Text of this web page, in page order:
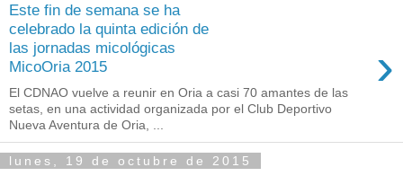
Este fin de semana se ha
celebrado la quinta edición de
las jornadas micológicas
MicoOria 2015
›
El CDNAO vuelve a reunir en Oria a casi 70 amantes de las
setas, en una actividad organizada por el Club Deportivo
Nueva Aventura de Oria, ...
lunes, 19 de octubre de 2015